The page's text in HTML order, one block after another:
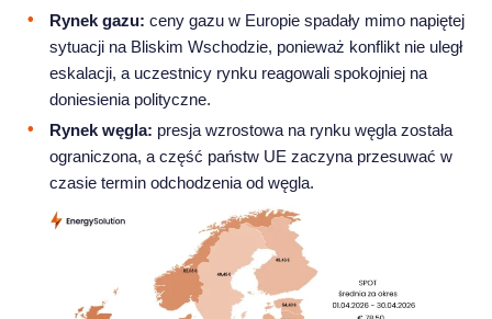
Rynek gazu: ceny gazu w Europie spadały mimo napiętej
sytuacji na Bliskim Wschodzie, ponieważ konflikt nie uległ
eskalacji, a uczestnicy rynku reagowali spokojniej na
doniesienia polityczne.
Rynek węgla: presja wzrostowa na rynku węgla została
ograniczona, a część państw UE zaczyna przesuwać w
czasie termin odchodzenia od węgla.